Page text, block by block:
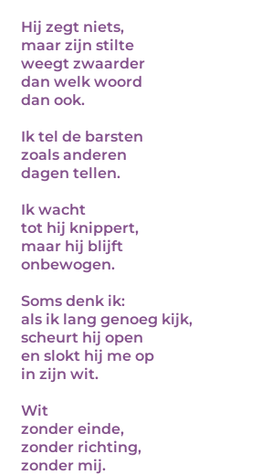
Hij zegt niets,
maar zijn stilte
weegt zwaarder
dan welk woord
dan ook.
Ik tel de barsten
zoals anderen
dagen tellen.
Ik wacht
tot hij knippert,
maar hij blijft
onbewogen.
Soms denk ik:
als ik lang genoeg kijk,
scheurt hij open
en slokt hij me op
in zijn wit.
Wit
zonder einde,
zonder richting,
zonder mij.